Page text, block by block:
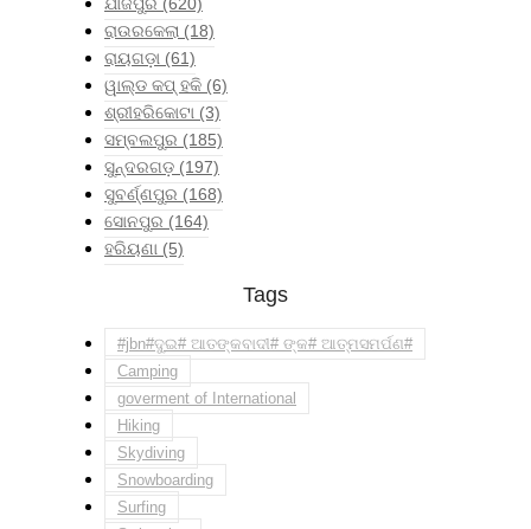
ରାଉରକେଲା (18)
ରାୟଗଡ଼ା (61)
ୱାଲ୍ଡ କପ୍ ହକି (6)
ଶ୍ରୀହରିକୋଟା (3)
ସମ୍ବଲପୁର (185)
ସୁନ୍ଦରଗଡ଼ (197)
ସୁବର୍ଣ୍ଣପୁର (168)
ସୋନପୁର (164)
ହରିୟଣା (5)
Tags
#jbn#ଦୁଇ# ଆତଙ୍କବାଦୀ# ଙ୍କ# ଆତ୍ମସମର୍ପଣ#
Camping
goverment of International
Hiking
Skydiving
Snowboarding
Surfing